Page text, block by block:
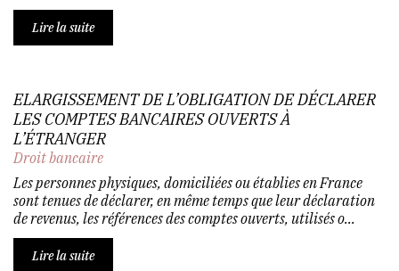
Lire la suite
ELARGISSEMENT DE L’OBLIGATION DE DÉCLARER
LES COMPTES BANCAIRES OUVERTS À
L’ÉTRANGER
Droit bancaire
Les personnes physiques, domiciliées ou établies en France
sont tenues de déclarer, en même temps que leur déclaration
de revenus, les références des comptes ouverts, utilisés o...
Lire la suite